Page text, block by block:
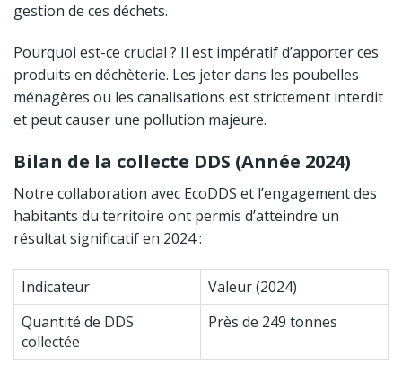
gestion de ces déchets.
Pourquoi est-ce crucial ? Il est impératif d’apporter ces
produits en déchèterie. Les jeter dans les poubelles
ménagères ou les canalisations est strictement interdit
et peut causer une pollution majeure.
Bilan de la collecte DDS (Année 2024)
Notre collaboration avec EcoDDS et l’engagement des
habitants du territoire ont permis d’atteindre un
résultat significatif en 2024 :
Indicateur
Valeur (2024)
Quantité de DDS
collectée
Près de 249 tonnes